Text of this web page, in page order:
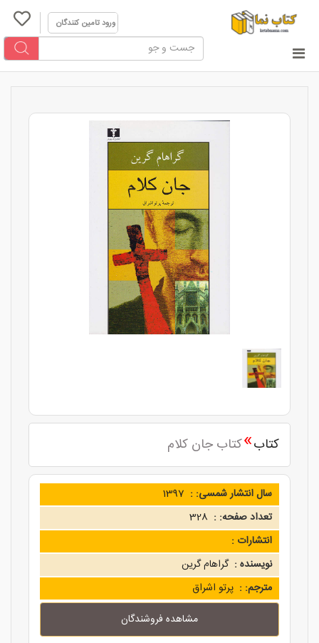
ورود تامین کنندگان
کتاب»کتاب جان کلام
سال انتشار شمسی: : 1397
تعداد صفحه: : 328
انتشارات :
نویسنده : گراهام گرین
مترجم: : پرتو اشراق
مشاهده فروشندگان